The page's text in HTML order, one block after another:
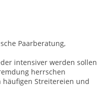
Paarberatung,
intensiver werden sollen
herrschen
häufigen Streitereien und